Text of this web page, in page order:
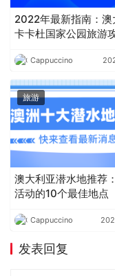
2022年最新指南：澳
卡卡杜国家公园旅游
Cappuccino
旅游
澳大利亚潜水地推荐
活动的10个最佳地点
Cappuccino
发表回复